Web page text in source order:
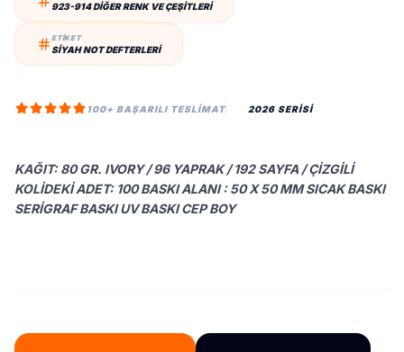
923-914 DIĞER RENK VE ÇEŞITLERI
ETİKET
SIYAH NOT DEFTERLERI
100+ BAŞARILI TESLIMAT 2026 SERİSİ
KAĞIT: 80 GR. IVORY / 96 YAPRAK / 192 SAYFA / ÇIZGILI
KOLIDEKI ADET: 100 BASKI ALANI : 50 X 50 MM SICAK BASKI
SERIGRAF BASKI UV BASKI CEP BOY